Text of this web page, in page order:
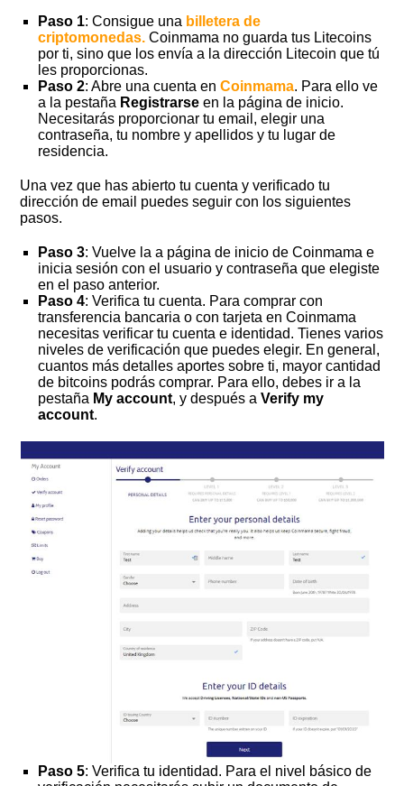
Paso 1: Consigue una billetera de
criptomonedas. Coinmama no guarda tus Litecoins
por ti, sino que los envía a la dirección Litecoin que tú
les proporcionas.
Paso 2: Abre una cuenta enCoinmama. Para ello ve
a la pestaña Registrarse en la página de inicio.
Necesitarás proporcionar tu email, elegir una
contraseña, tu nombre y apellidos y tu lugar de
residencia.
Una vez que has abierto tu cuenta y verificado tu
dirección de email puedes seguir con los siguientes
pasos.
Paso 3: Vuelve la a página de inicio de Coinmama e
inicia sesión con el usuario y contraseña que elegiste
en el paso anterior.
Paso 4: Verifica tu cuenta. Para comprar con
transferencia bancaria o con tarjeta en Coinmama
necesitas verificar tu cuenta e identidad. Tienes varios
niveles de verificación que puedes elegir. En general,
cuantos más detalles aportes sobre ti, mayor cantidad
de bitcoins podrás comprar. Para ello, debes ir a la
pestaña My account, y después aVerify my
account.
Paso 5: Verifica tu identidad. Para el nivel básico de